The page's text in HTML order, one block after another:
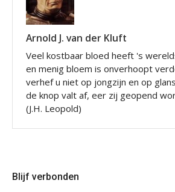
Arnold J. van der Kluft
Veel kostbaar bloed heeft 's
en menig bloem is onverhoopt
verhef u niet op jongzijn en op
de knop valt af, eer zij geopend
(J.H. Leopold)
Blijf verbonden